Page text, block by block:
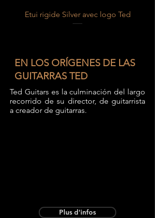
Etui rigide Silver avec logo Ted
EN LOS ORÍGENES DE LAS
GUITARRAS TED
Ted Guitars es la culminación del largo
recorrido de su director, de guitarrista
a creador de guitarras.
Plus d'infos